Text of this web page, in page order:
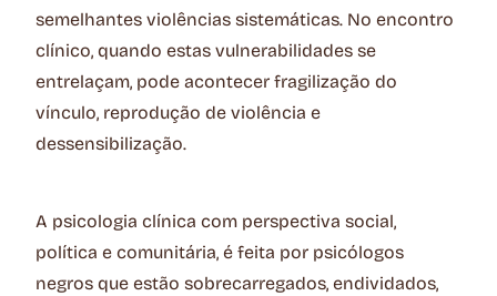
semelhantes violências sistemáticas. No encontro
clínico, quando estas vulnerabilidades se
entrelaçam, pode acontecer fragilização do
vínculo, reprodução de violência e
dessensibilização.
A psicologia clínica com perspectiva social,
política e comunitária, é feita por psicólogos
negros que estão sobrecarregados, endividados,